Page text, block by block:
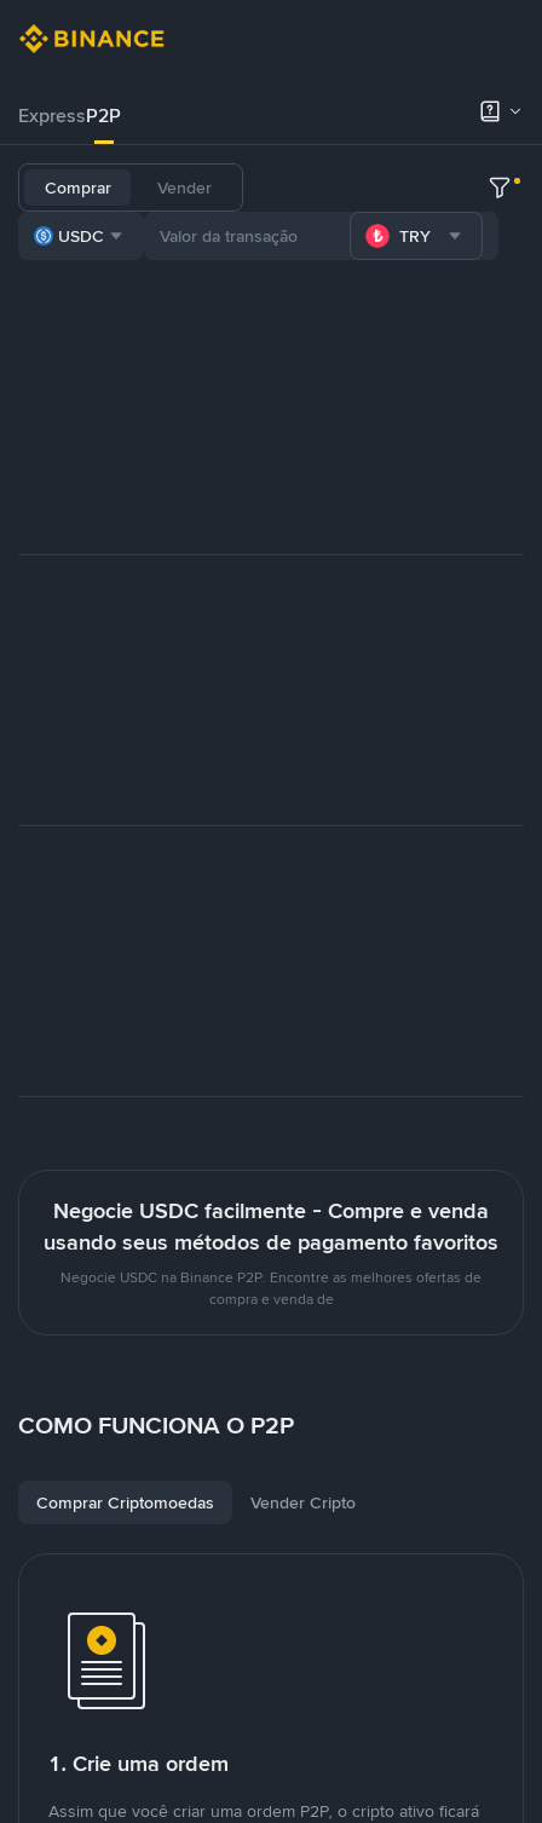
ExpressP2P
Comprar Vender
USDC TRY
Negocie USDC facilmente - Compre e venda
usando seus métodos de pagamento favoritos
Negocie USDC na Binance P2P. Encontre as melhores ofertas de
compra e venda de
COMO FUNCIONA O P2P
Comprar Criptomoedas Vender Cripto
1. Crie uma ordem
Assim que você criar uma ordem P2P, o cripto ativo ficará